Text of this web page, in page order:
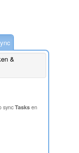
&
syncTasks en